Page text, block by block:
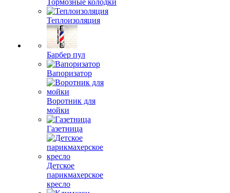
Тормозные колодки
Теплоизоляция
Барбер пул
Вапоризатор
Воротник для
мойки
Газетница
Детское
парикмахерское
кресло